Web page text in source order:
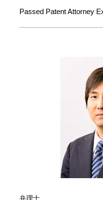
Passed Patent Attorney
弁理士